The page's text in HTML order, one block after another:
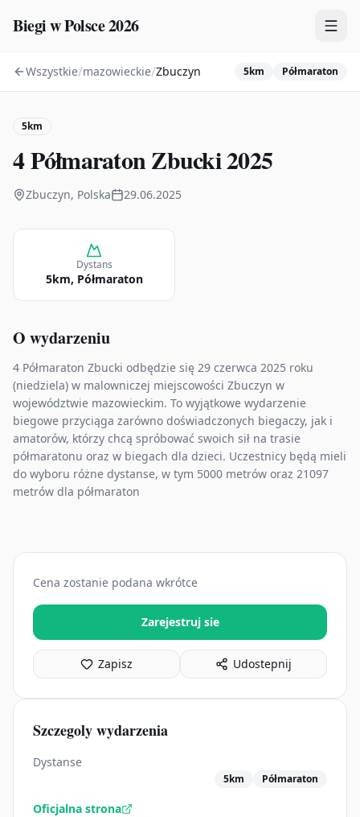
Biegi w Polsce 2026
Zawody
Wszystkie/mazowieckie/Zbuczyn 5km Półmaraton
5km
4 Półmaraton Zbucki 2025
Zbuczyn, Polska 29.06.2025
Dystans
5km, Półmaraton
O wydarzeniu
4 Półmaraton Zbucki odbędzie się 29 czerwca 2025 roku
(niedziela) w malowniczej miejscowości Zbuczyn w
województwie mazowieckim. To wyjątkowe wydarzenie
biegowe przyciąga zarówno doświadczonych biegaczy, jak i
amatorów, którzy chcą spróbować swoich sił na trasie
półmaratonu oraz w biegach dla dzieci. Uczestnicy będą mieli
do wyboru różne dystanse, w tym 5000 metrów oraz 21097
metrów dla półmaraton
Cena zostanie podana wkrótce
Zarejestruj sie
Zapisz Udostepnij
Szczegoly wydarzenia
Dystanse
5km Półmaraton
Oficjalna strona